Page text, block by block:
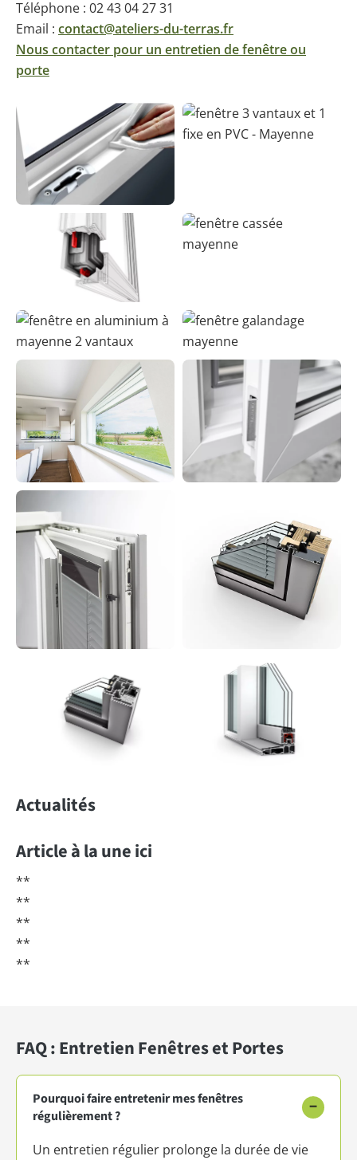
Téléphone : 02 43 04 27 31
Email : contact@ateliers-du-terras.fr
Nous contacter pour un entretien de fenêtre ou
porte
Actualités
Article à la une ici
**
**
**
**
**
FAQ : Entretien Fenêtres et Portes
Pourquoi faire entretenir mes fenêtres
régulièrement ?
−
Un entretien régulier prolonge la durée de vie